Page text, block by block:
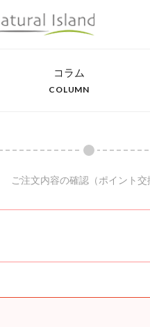
コラム
COLUMN
ご注文内容の確認 （ポイント交